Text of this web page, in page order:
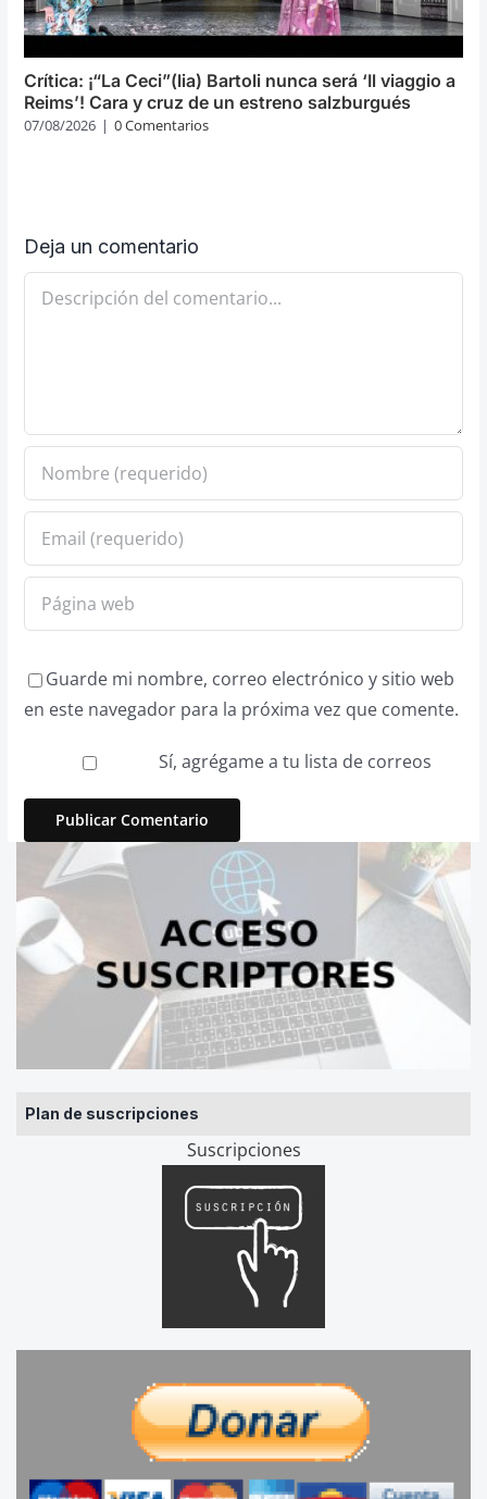
Plan de suscripciones
Suscripciones
Crítica: ¡“La Ceci”(lia) Bartoli nunca será ‘Il viaggio a
Reims’! Cara y cruz de un estreno salzburgués
07/08/2026 | 0 Comentarios
Deja un comentario
Comentario
Guarde mi nombre, correo electrónico y sitio web
en este navegador para la próxima vez que comente.
Sí, agrégame a tu lista de correos